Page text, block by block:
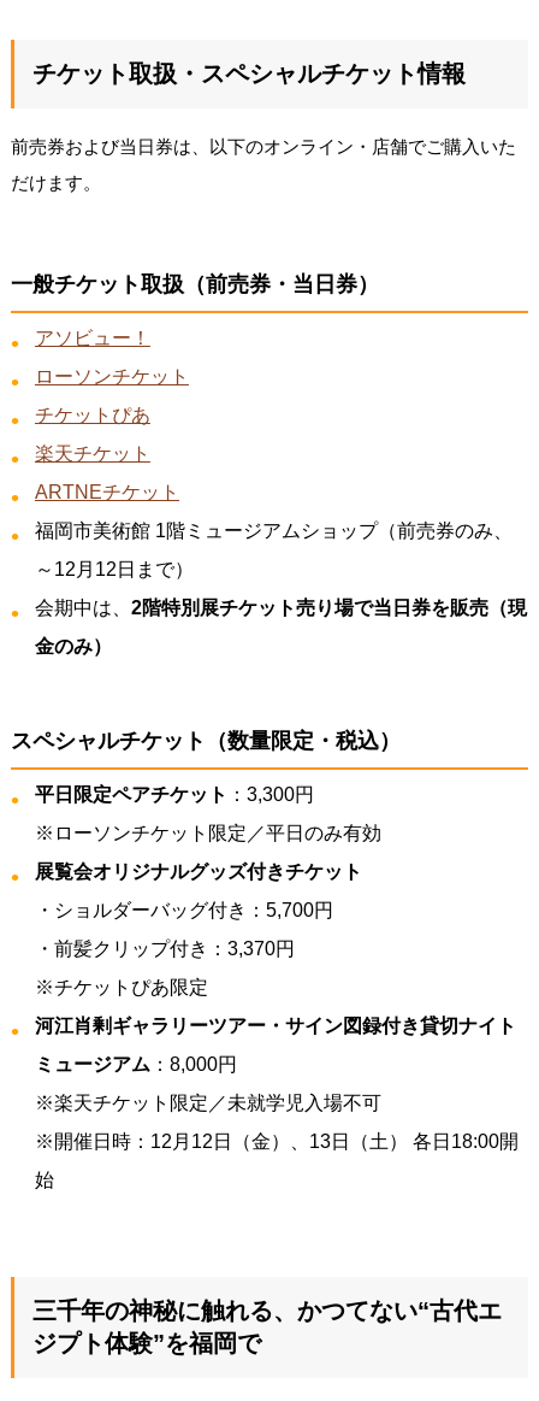
チケット取扱・スペシャルチケット情報
前売券および当日券は、以下のオンライン・店舗でご購入いた
だけます。
一般チケット取扱（前売券・当日券）
アソビュー！
ローソンチケット
チケットぴあ
楽天チケット
ARTNEチケット
福岡市美術館 1階ミュージアムショップ（前売券のみ、
～12月12日まで）
会期中は、 2階特別展チケット売り場で当日券を販売（現
金のみ）
スペシャルチケット（数量限定・税込）
平日限定ペアチケット ：3,300円
※ローソンチケット限定／平日のみ有効
展覧会オリジナルグッズ付きチケット
・ショルダーバッグ付き：5,700円
・前髪クリップ付き：3,370円
※チケットぴあ限定
河江肖剰ギャラリーツアー・サイン図録付き貸切ナイト
ミュージアム ：8,000円
※楽天チケット限定／未就学児入場不可
※開催日時：12月12日（金）、13日（土） 各日18:00開
始
三千年の神秘に触れる、かつてない“古代エ
ジプト体験”を福岡で